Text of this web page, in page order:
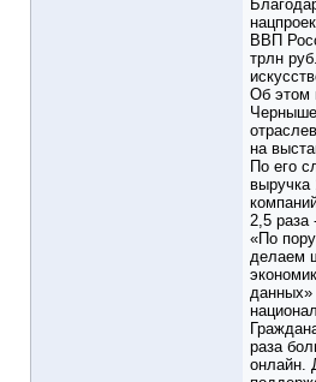
ВВП
трлн
Об этом
на
По его
выручка
2,5 раза
«По
делаем
данных»
раза
онлайн.